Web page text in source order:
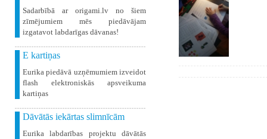
Sadarbībā ar origami.lv no šiem
zīmējumiem mēs piedāvājam
izgatavot labdarīgas dāvanas!
E kartiņas
Eurika piedāvā uzņēmumiem izveidot
flash elektroniskās apsveikuma
kartiņas
Dāvātās iekārtas slimnīcām
Eurika labdarības projektu dāvātās